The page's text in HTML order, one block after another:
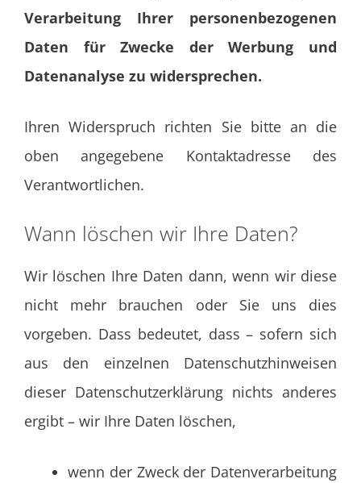
Verarbeitung Ihrer personenbezogenen
Daten für Zwecke der Werbung und
Datenanalyse zu widersprechen.
Ihren Widerspruch richten Sie bitte an die
oben angegebene Kontaktadresse des
Verantwortlichen.
Wann löschen wir Ihre Daten?
Wir löschen Ihre Daten dann, wenn wir diese
nicht mehr brauchen oder Sie uns dies
vorgeben. Dass bedeutet, dass – sofern sich
aus den einzelnen Datenschutzhinweisen
dieser Datenschutzerklärung nichts anderes
ergibt – wir Ihre Daten löschen,
wenn der Zweck der Datenverarbeitung